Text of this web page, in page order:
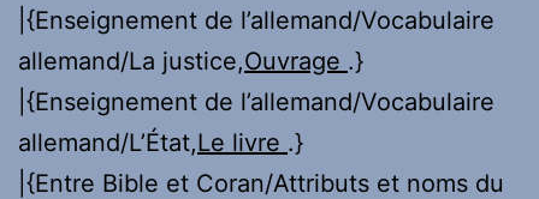
|{Enseignement de l’allemand/Vocabulaire
allemand/La justice,Ouvrage .}
|{Enseignement de l’allemand/Vocabulaire
allemand/L’État,Le livre .}
|{Entre Bible et Coran/Attributs et noms du